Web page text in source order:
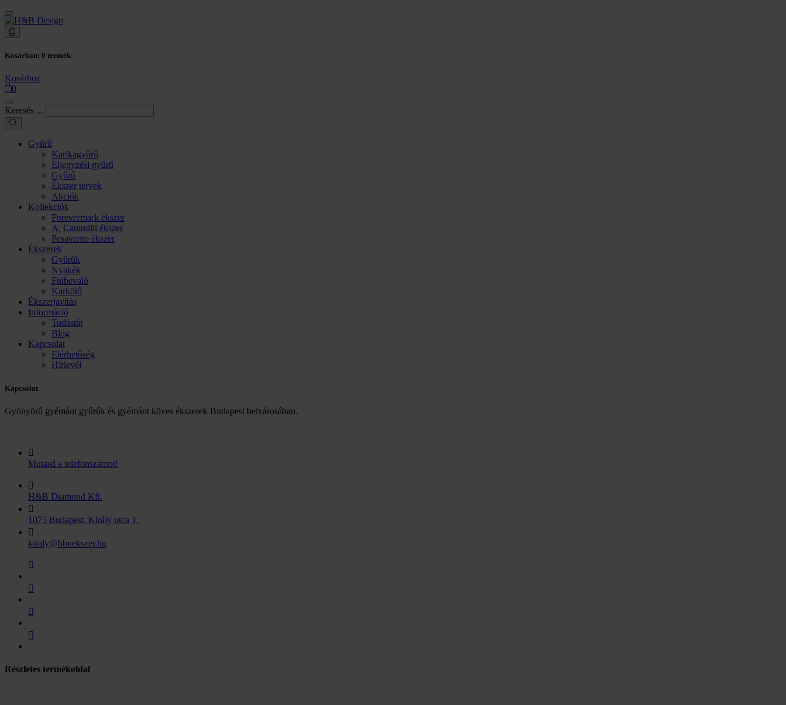
Kosárban: 0 termék
Kosárhoz
0
Keresés ...
Gyűrű
Karikagyűrű
Eljegyzési gyűrű
Gyűrű
Ékszer tervek
Akciók
Kollekciók
Forevermark ékszer
A. Cammilli ékszer
Pesavento ékszer
Ékszerek
Gyűrűk
Nyakék
Fülbevaló
Karkötő
Ékszerjavítás
Információ
Tudástár
Blog
Kapcsolat
Elérhetőség
Hírlevél
Kapcsolat
Gyönyörű gyémánt gyűrűk és gyémánt köves ékszerek Budapest belvárosában.
Mutasd a telefonszámot!
H&B Diamond Kft.
1075 Budapest, Király utca 1.
kiraly@hbnekszer.hu
Részletes termékoldal